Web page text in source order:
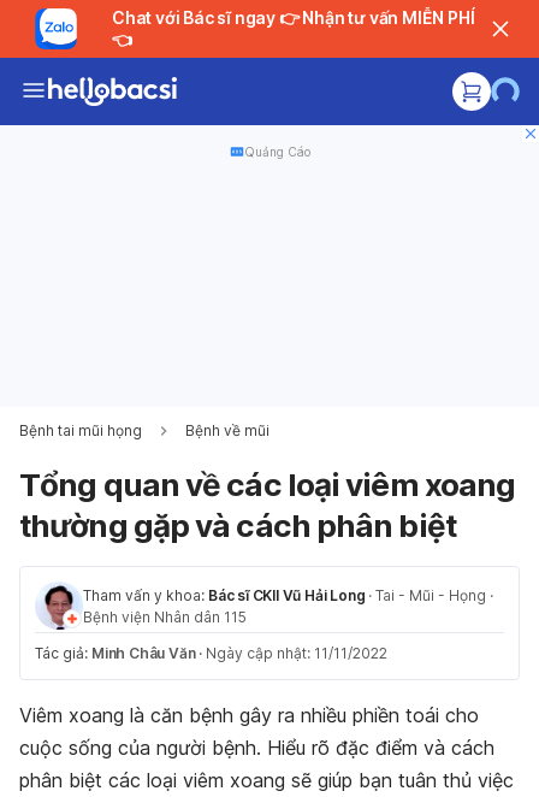
Chat với Bác sĩ ngay 👉 Nhận tư vấn MIỄN PHÍ
👈
Quảng Cáo
Bệnh tai mũi họng Bệnh về mũi
Tổng quan về các loại viêm xoang
thường gặp và cách phân biệt
Tham vấn y khoa: Bác sĩ CKII Vũ Hải Long ·Tai - Mũi - Họng ·
Bệnh viện Nhân dân 115
Tác giả: Minh Châu Văn · Ngày cập nhật: 11/11/2022
Viêm xoang là căn bệnh gây ra nhiều phiền toái cho
cuộc sống của người bệnh. Hiểu rõ đặc điểm và cách
phân biệt các loại viêm xoang sẽ giúp bạn tuân thủ việc